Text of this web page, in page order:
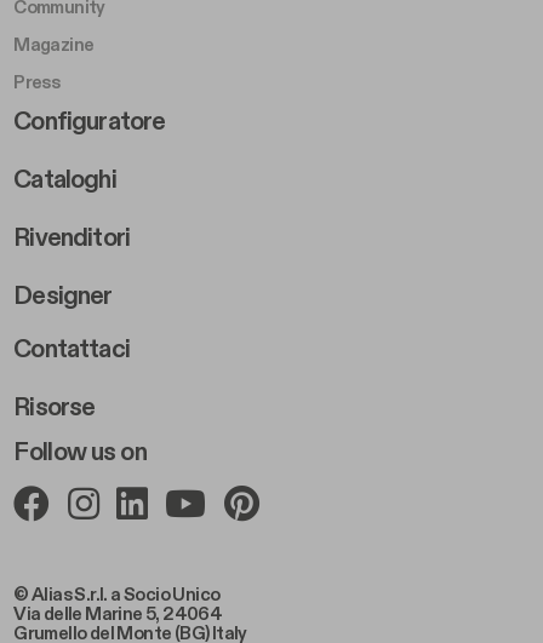
© Alias S.r.l. a Socio Unico
Via delle Marine 5, 24064
Grumello del Monte (BG) Italy
Follow us on
Community
Magazine
Press
Footer Right Middle B
Configuratore
Cataloghi
Rivenditori
Designer
Footer Right 2
Contattaci
Risorse